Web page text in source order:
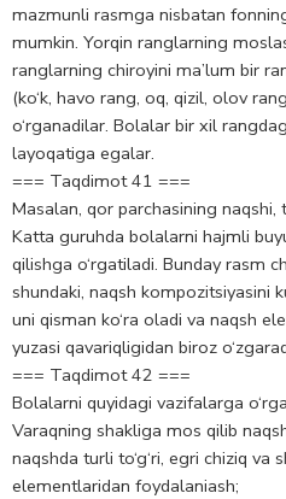
mazmunli rasmga nisbatan
mumkin. Yorqin ranglarning
ranglarning chiroyini ma’lum bir
(ko‘k, havo rang, oq, qizil, olov
o‘rganadilar. Bolalar bir xil
layoqatiga egalar.
=== Taqdimot 41 ===
Masalan, qor parchasining naqshi,
Katta guruhda bolalarni hajmli
qilishga o‘rgatiladi. Bunday rasm
shundaki, naqsh kompozitsiyasini
uni qisman ko‘ra oladi va naqsh
yuzasi qavariqligidan biroz
=== Taqdimot 42 ===
Bolalarni quyidagi vazifalarga
Varaqning shakliga mos qilib
naqshda turli to‘g‘ri, egri chiziq va
elementlaridan foydalaniash;